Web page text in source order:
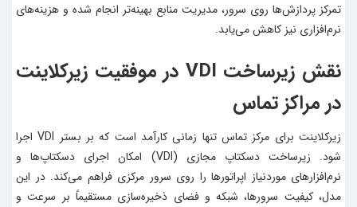
تمرکز پردازش‌ها روی سرور، مدیریت منابع بهینه‌تر انجام شده و هزینه‌های
نرم‌افزاری نیز کاهش می‌یابد.
نقش زیرساخت VDI در موفقیت زیرکلاینت
در مراکز تماس
زیرکلاینت برای مرکز تماس تنها زمانی کارآمد است که بر بستر VDI اجرا
شود. زیرساخت دسکتاپ مجازی (VDI) امکان اجرای دسکتاپ‌ها و
نرم‌افزارهای موردنیاز اپراتورها را روی سرور مرکزی فراهم می‌کند. در این
مدل، کیفیت سرورها، شبکه و فضای ذخیره‌سازی مستقیماً بر سرعت و